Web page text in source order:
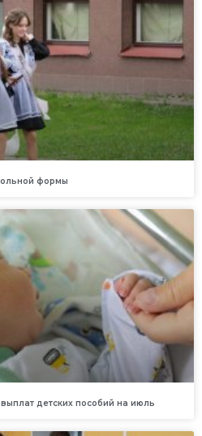
формы
детских пособий на июль